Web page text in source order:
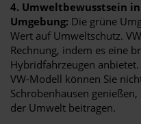
4. Umweltbewusstsein
Umgebung: Die grüne
Wert auf Umweltschutz.
Rechnung, indem es eine
Hybridfahrzeugen
VW-Modell können Sie
Schrobenhausen
der Umwelt beitragen.